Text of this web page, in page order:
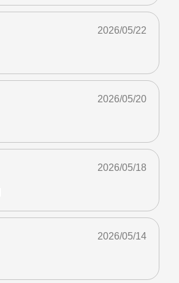
2026/05/22
2026/05/20
2026/05/18
2026/05/14